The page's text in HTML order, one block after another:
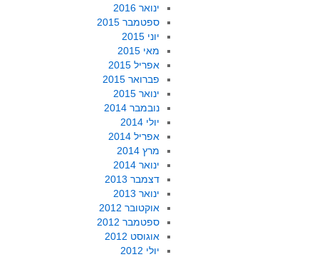
ינואר 2016
ספטמבר 2015
יוני 2015
מאי 2015
אפריל 2015
פברואר 2015
ינואר 2015
נובמבר 2014
יולי 2014
אפריל 2014
מרץ 2014
ינואר 2014
דצמבר 2013
ינואר 2013
אוקטובר 2012
ספטמבר 2012
אוגוסט 2012
יולי 2012